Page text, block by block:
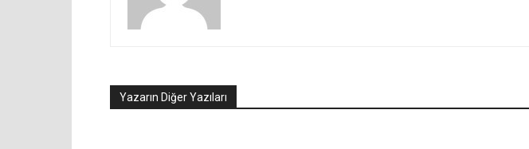
Yazarın Diğer Yazıları